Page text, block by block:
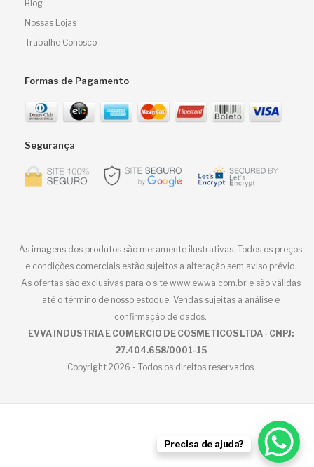
Blog
Nossas Lojas
Trabalhe Conosco
Formas de Pagamento
Segurança
As imagens dos produtos são meramente ilustrativas. Todos os preços
e condições comerciais estão sujeitos a alteração sem aviso prévio.
As ofertas são exclusivas para o site www.ewwa.com.br e são válidas
até o término de nosso estoque. Vendas sujeitas a análise e
confirmação de dados.
EVVA INDUSTRIA E COMERCIO DE COSMETICOS LTDA - CNPJ:
27.404.658/0001-15
Copyright 2026 - Todos os direitos reservados
Precisa de ajuda?